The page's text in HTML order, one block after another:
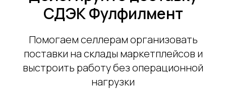
СДЭК Фулфилмент
Помогаем селлерам организовать
поставки на склады маркетплейсов и
выстроить работу без операционной
нагрузки